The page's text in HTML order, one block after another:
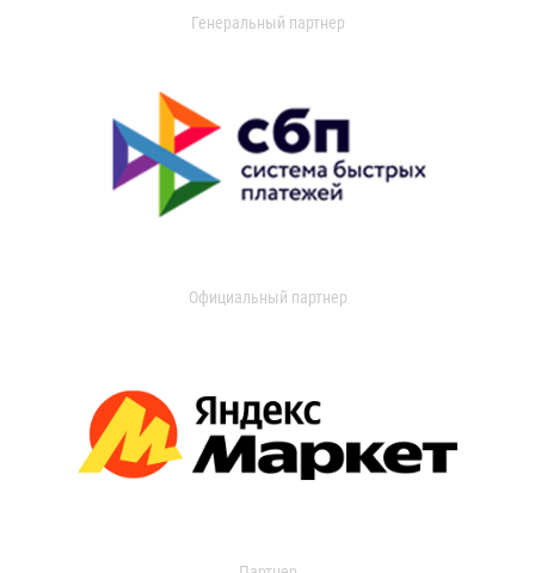
Генеральный партнер
Официальный партнер